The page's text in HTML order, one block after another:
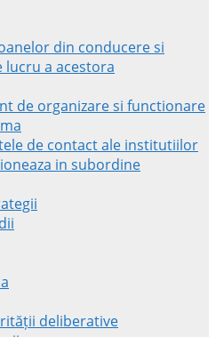
din conducere si
lucru a acestora
de organizare si functionare
de contact ale institutiilor
in subordine
deliberative